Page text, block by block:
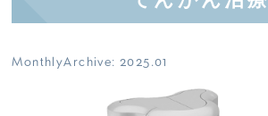
MonthlyArchive:2025.01